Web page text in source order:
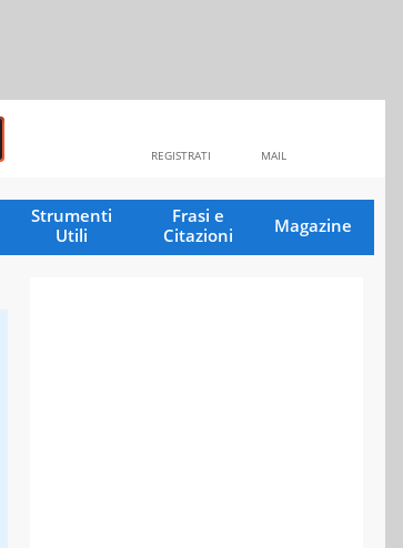
MAIL
REGISTRATI
Strumenti
Utili
Frasi e
Citazioni
Magazine